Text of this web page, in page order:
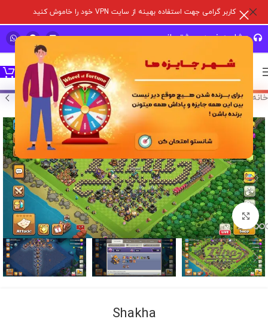
کاربر گرامی جهت استفاده بهینه از سایت VPN خود را خاموش کنید
مشاوره خرید و پشتیبانی سریع
خانه خرید اکانت بازی/اکانت کلش آف کلنز
برای بزرگنمایی کلیک کنید
Shakha